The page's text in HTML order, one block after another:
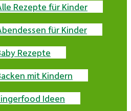
Rezepte für Kinder
für Kinder
Rezepte
mit Kindern
Ideen